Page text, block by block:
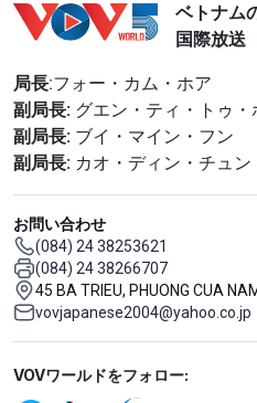
ベトナム
国際放送
局長:フォー・カム・ホア
副局長: グエン・ティ・トゥ・
副局長: ブイ・マイン・フン
副局長: カオ・ディン・チュン
お問い合わせ
(084) 24 38253621
(084) 24 38266707
45 BA TRIEU, PHUONG CUA
vovjapanese2004@yahoo.co.jp
Mạng xã hội
VOVワールドをフォロー: